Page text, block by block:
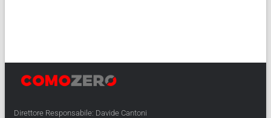
Direttore Responsabile: Davide Cantoni